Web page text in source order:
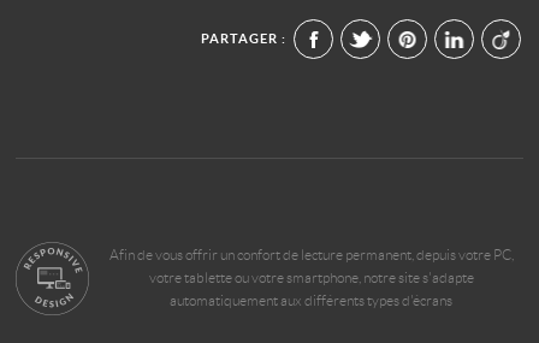
PARTAGER :
Afin de vous offrir un confort de lecture permanent, depuis votre PC,
votre tablette ou votre smartphone, notre site s'adapte
automatiquement aux différents types d'écrans